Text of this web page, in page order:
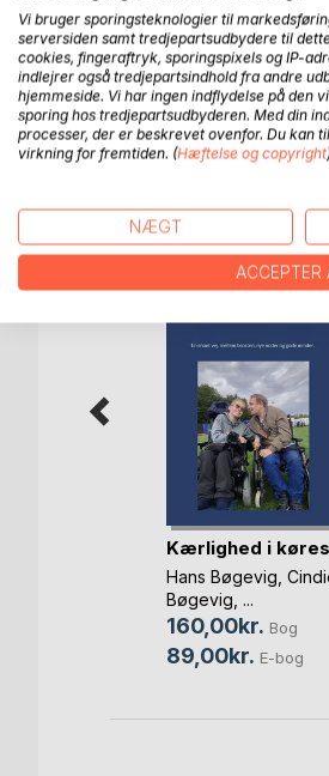
Bogen er ment som
brug, hvor jeg hele
personlige oplevelser
underholdt undervejs.
FLERE
Kærlighed i
Hans Bøgevig,
Bøgevig, ...
160,00kr. Bog
89,00kr. E-bog
Vi bruger sporingsteknologier til
serversiden samt tredjepartsudbydere til
cookies, fingeraftryk, sporingspixels og IP-
indlejrer også tredjepartsindhold fra andre
hjemmeside. Vi har ingen indflydelse på den
sporing hos tredjepartsudbyderen. Med din
processer, der er beskrevet ovenfor. Du kan
virkning for fremtiden. (Hæftelse og copyright
NÆGT
ACCEPTER